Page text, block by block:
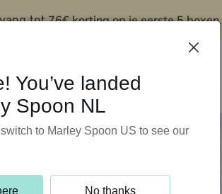
tot76€ korting op je eerste 5 boxen.
You’ve landed
Spoon NL
to Marley Spoon US to see our
No thanks